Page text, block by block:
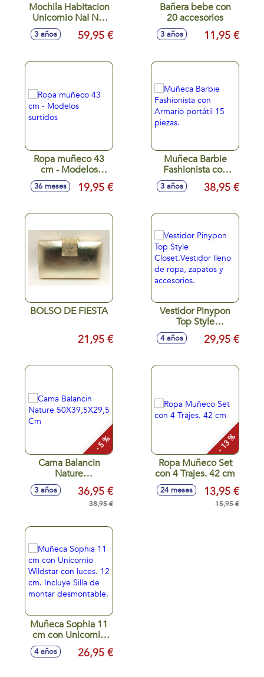
Mochila Habitacion
Unicornio Na! Na!
Na! Surprise 3 en 1
Britney Sparkles.
y armario.
3 años 59,95 €
Bañera bebe con
20 accesorios
3 años 11,95 €
Ropa muñeco 43
cm - Modelos
surtidos
36 meses 19,95 €
Muñeca Barbie
Fashionista con
Armario portátil 15
piezas.
3 años 38,95 €
BOLSO DE FIESTA
21,95 €
Vestidor Pinypon
Top Style
Closet.Vestidor
lleno de ropa,
accesorios.
4 años 29,95 €
- 5 %
Cama Balancin
Nature
50X39,5X29,5 Cm
3 años 36,95 €
38,95 €
- 13 %
Ropa Muñeco Set
con 4 Trajes. 42 cm
24 meses 13,95 €
15,95 €
Muñeca Sophia 11
cm con Unicornio
Wildstar con luces.
12 cm. Incluye Silla
4 años 26,95 €